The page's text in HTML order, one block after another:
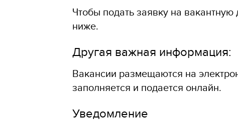
Чтобы подать заявку на
ниже.
Другая важная информация:
Вакансии размещаются на
заполняется и подается онлайн.
Уведомление